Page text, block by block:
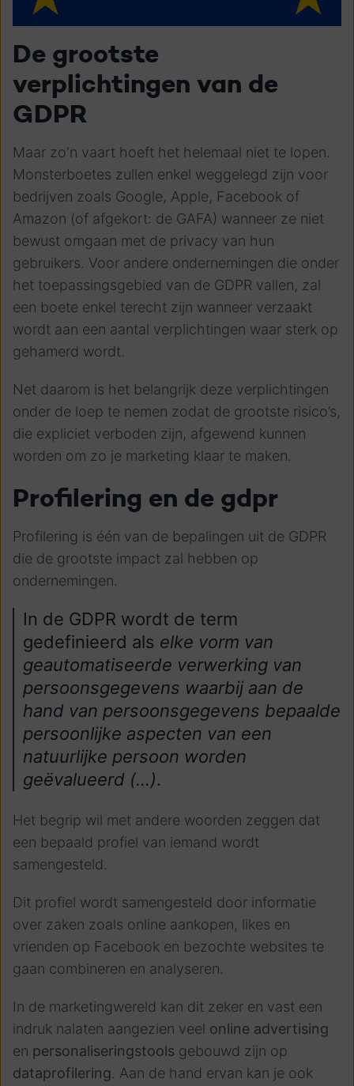
De grootste
verplichtingen van de
GDPR
Maar zo'n vaart hoeft het helemaal niet te lopen.
Monsterboetes zullen enkel weggelegd zijn voor
bedrijven zoals Google, Apple, Facebook of
Amazon (of afgekort: de GAFA) wanneer ze niet
bewust omgaan met de privacy van hun
gebruikers. Voor andere ondernemingen die onder
het toepassingsgebied van de GDPR vallen, zal
een boete enkel terecht zijn wanneer verzaakt
wordt aan een aantal verplichtingen waar sterk op
gehamerd wordt.
Net daarom is het belangrijk deze verplichtingen
onder de loep te nemen zodat de grootste risico’s,
die expliciet verboden zijn, afgewend kunnen
worden om zo je marketing klaar te maken.
Profilering en de gdpr
Profilering is één van de bepalingen uit de GDPR
die de grootste impact zal hebben op
ondernemingen.
In de GDPR wordt de term
gedefinieerd als elke vorm van
geautomatiseerde verwerking van
persoonsgegevens waarbij aan de
hand van persoonsgegevens bepaalde
persoonlijke aspecten van een
natuurlijke persoon worden
geëvalueerd (…).
Het begrip wil met andere woorden zeggen dat
een bepaald profiel van iemand wordt
samengesteld.
Dit profiel wordt samengesteld door informatie
over zaken zoals online aankopen, likes en
vrienden op Facebook en bezochte websites te
gaan combineren en analyseren.
In de marketingwereld kan dit zeker en vast een
indruk nalaten aangezien veel online advertising
en personaliseringstools gebouwd zijn op
dataprofilering. Aan de hand ervan kan je ook